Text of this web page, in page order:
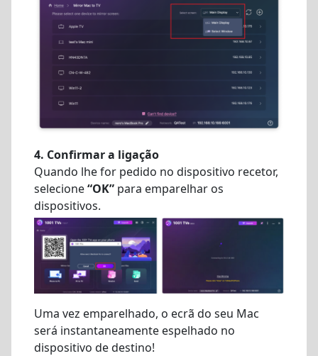
4. Confirmar a ligação
Quando lhe for pedido no dispositivo recetor,
selecione“OK” para emparelhar os
dispositivos.
Uma vez emparelhado, o ecrã do seu Mac
será instantaneamente espelhado no
dispositivo de destino!